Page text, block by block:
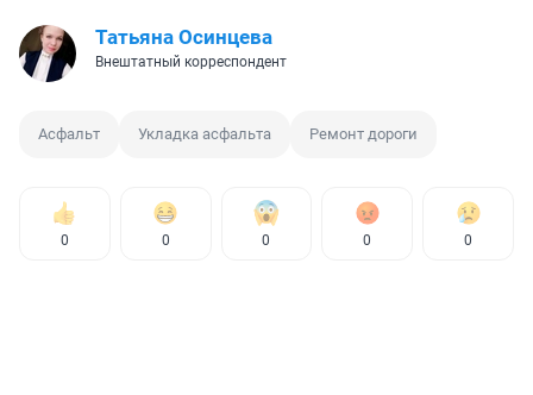
Татьяна Осинцева
Внештатный корреспондент
Асфальт Укладка асфальта Ремонт дороги
0 0 0 0 0